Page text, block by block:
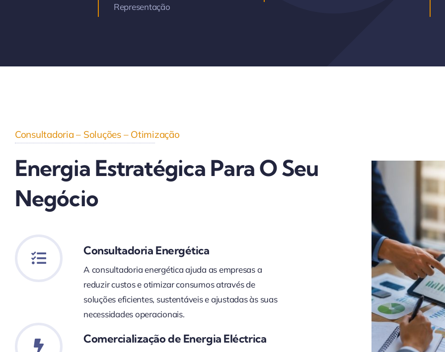
Representação
Consultadoria – Soluções – Otimização
Energia Estratégica Para O Seu
Negócio
Consultadoria Energética
A consultadoria energética ajuda as empresas a
reduzir custos e otimizar consumos através de
soluções eficientes, sustentáveis e ajustadas às suas
necessidades operacionais.
Comercialização de Energia Eléctrica